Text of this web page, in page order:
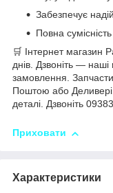
Забезпечує
Повна
🛒 Інтернет магазин
днів. Дзвоніть —
замовлення.
Поштою або Деливері.
деталі. Дзвоніть
Приховати
Характеристики